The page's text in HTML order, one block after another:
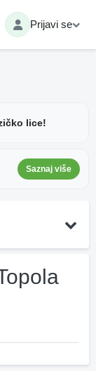
Prijavi se
lice!
Saznaj više